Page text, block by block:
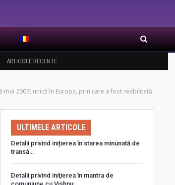
ARTICOLE RECENTE
2007, unică în Europa, prin care a fost reabilitată
ULTIMELE ARTICOLE
Detalii privind inițierea în starea minunată de
transă…
Detalii privind iniţierea în mantra de